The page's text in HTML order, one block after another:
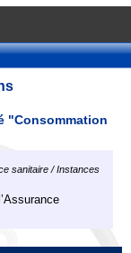
"Consommation
sanitaire / Instances